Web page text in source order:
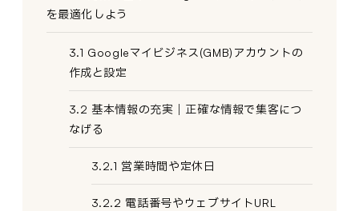
を最適化しよう
3.1 Googleマイビジネス(GMB)アカウントの
作成と設定
3.2 基本情報の充実｜正確な情報で集客につ
なげる
3.2.1 営業時間や定休日
3.2.2 電話番号やウェブサイトURL